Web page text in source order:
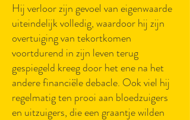
Hij verloor zijn gevoel van eigenwaarde
uiteindelijk volledig, waardoor hij zijn
overtuiging van tekortkomen
voortdurend in zijn leven terug
gespiegeld kreeg door het ene na het
andere financiële debacle. Ook viel hij
regelmatig ten prooi aan bloedzuigers
en uitzuigers, die een graantje wilden